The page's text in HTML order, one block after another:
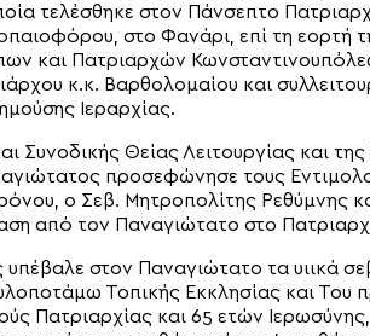
τελέσθηκε στον Πάνσεπτο
στο Φανάρι, επί τη εορτή
και Πατριαρχών
κ.κ. Βαρθολομαίου και
Ιεραρχίας.
Συνοδικής Θείας Λειτουργίας και
προσεφώνησε τους
ο Σεβ. Μητροπολίτης Ρεθύμνης
από τον Παναγιώτατο στο
στον Παναγιώτατο τα υιικά
Τοπικής Εκκλησίας και Του
Πατριαρχίας και 65 ετών